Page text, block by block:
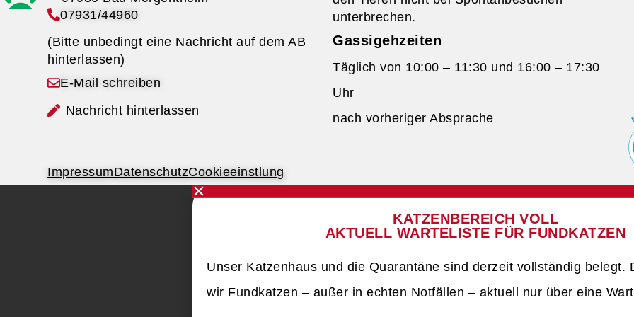
07931/44960
(Bitte unbedingt eine Nachricht auf dem AB
hinterlassen)
E-Mail schreiben
Nachricht hinterlassen
unterbrechen.
Gassigehzeiten
Täglich von 10:00 – 11:30 und 16:00 – 17:30
Uhr
nach vorheriger Absprache
ImpressumDatenschutzCookieeinstlung
KATZENBEREICH VOLL
AKTUELL WARTELISTE FÜR FUNDKATZEN
Unser Katzenhaus und die Quarantäne sind derzeit vollständig belegt.
wir Fundkatzen – außer in echten Notfällen – aktuell nur über eine